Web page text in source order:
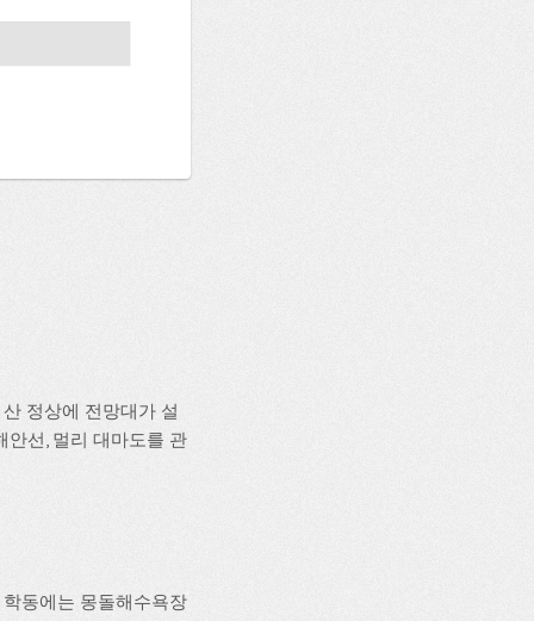
정상에 전망대가 설
선, 멀리 대마도를 관
동에는 몽돌해수욕장